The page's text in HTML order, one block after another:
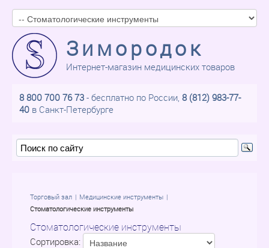
Зимородок
Интернет-магазин медицинских товаров
8 800 700 76 73 - бесплатно по России, 8 (812) 983-77-
40 в Санкт-Петербурге
Торговый зал
Медицинские инструменты
Стоматологические инструменты
Стоматологические инструменты
Сортировка: